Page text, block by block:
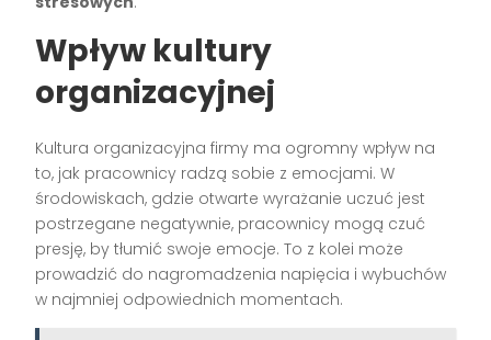
Wpływ kultury
organizacyjnej
Kultura organizacyjna firmy ma ogromny wpływ na
to, jak pracownicy radzą sobie z emocjami. W
środowiskach, gdzie otwarte wyrażanie uczuć jest
postrzegane negatywnie, pracownicy mogą czuć
presję, by tłumić swoje emocje. To z kolei może
prowadzić do nagromadzenia napięcia i wybuchów
w najmniej odpowiednich momentach.